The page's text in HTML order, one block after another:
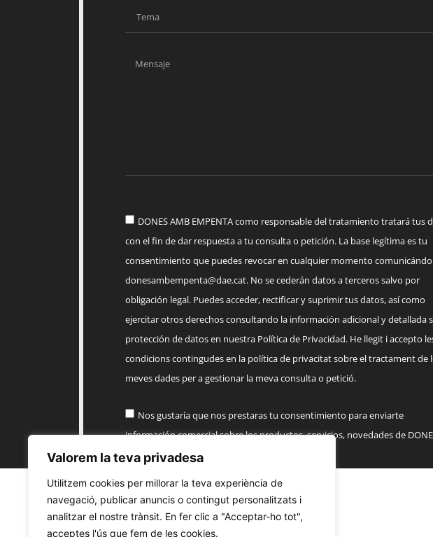
Valorem la teva privadesa
Utilitzem cookies per millorar la teva experiència de
navegació, publicar anuncis o contingut personalitzats i
analitzar el nostre trànsit. En fer clic a "Acceptar-ho tot",
acceptes l'ús que fem de les cookies.
DONES AMB EMPENTA como responsable del tratamiento tratará tus
con el fin de dar respuesta a tu consulta o petición. La base legítima es tu
consentimiento que puedes revocar en cualquier momento
donesambempenta@dae.cat. No se cederán datos a terceros salvo por
obligación legal. Puedes acceder, rectificar y suprimir tus datos, así como
ejercitar otros derechos consultando la información adicional y detallada
protección de datos en nuestra Política de Privacidad. He llegit i accepto
condicions contingudes en la política de privacitat sobre el tractament de
meves dades per a gestionar la meva consulta o petició.
Nos gustaría que nos prestaras tu consentimiento para enviarte
información comercial sobre los productos, servicios, novedades de
AMB EMPENTA
Enviar